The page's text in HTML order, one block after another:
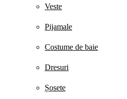
Veste
Pijamale
Costume de baie
Dresuri
Șosete